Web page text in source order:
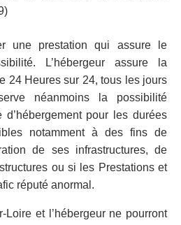
une prestation qui assure le
L’hébergeur assure la
24 Heures sur 24, tous les jours
néanmoins la possibilité
d’hébergement pour les durées
notamment à des fins de
de ses infrastructures, de
ou si les Prestations et
réputé anormal.
Loire et l’hébergeur ne pourront